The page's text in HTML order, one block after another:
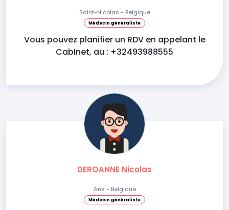
Saint-Nicolas - Belgique
Médecin généraliste
Vous pouvez planifier un RDV en appelant le
Cabinet, au : +32493988555
DEROANNE Nicolas
Ans - Belgique
Médecin généraliste